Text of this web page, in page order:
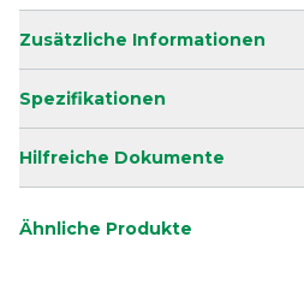
Zusätzliche Informationen
Spezifikationen
Hilfreiche Dokumente
Ähnliche Produkte